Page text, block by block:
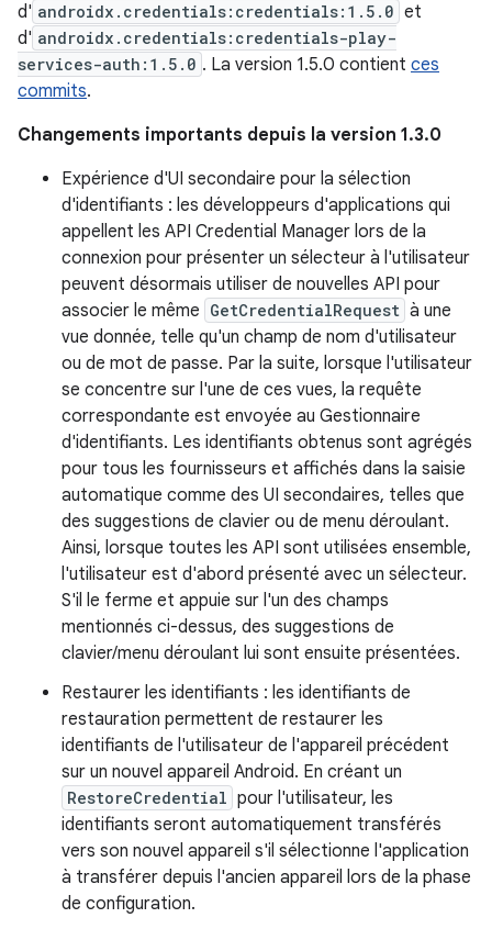
d' androidx.credentials:credentials:1.5.0 et
d' androidx.credentials:credentials-play-
services-auth:1.5.0 . La version 1.5.0 contient ces
commits.
Changements importants depuis la version 1.3.0
Expérience d'UI secondaire pour la sélection
d'identifiants : les développeurs d'applications qui
appellent les API Credential Manager lors de la
connexion pour présenter un sélecteur à l'utilisateur
peuvent désormais utiliser de nouvelles API pour
associer le même GetCredentialRequest à une
vue donnée, telle qu'un champ de nom d'utilisateur
ou de mot de passe. Par la suite, lorsque l'utilisateur
se concentre sur l'une de ces vues, la requête
correspondante est envoyée au Gestionnaire
d'identifiants. Les identifiants obtenus sont agrégés
pour tous les fournisseurs et affichés dans la saisie
automatique comme des UI secondaires, telles que
des suggestions de clavier ou de menu déroulant.
Ainsi, lorsque toutes les API sont utilisées ensemble,
l'utilisateur est d'abord présenté avec un sélecteur.
S'il le ferme et appuie sur l'un des champs
mentionnés ci-dessus, des suggestions de
clavier/menu déroulant lui sont ensuite présentées.
Restaurer les identifiants : les identifiants de
restauration permettent de restaurer les
identifiants de l'utilisateur de l'appareil précédent
sur un nouvel appareil Android. En créant un
RestoreCredential pour l'utilisateur, les
identifiants seront automatiquement transférés
vers son nouvel appareil s'il sélectionne l'application
à transférer depuis l'ancien appareil lors de la phase
de configuration.